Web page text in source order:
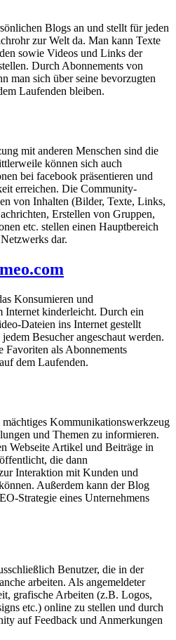
Blogs an und stellt für jeden
zur Welt da. Man kann Texte
sowie Videos und Links der
Durch Abonnements von
man sich über seine bevorzugten
Laufenden bleiben.
mit anderen Menschen sind die
können sich auch
bei facebook präsentieren und
erreichen. Die Community-
von Inhalten (Bilder, Texte, Links,
Erstellen von Gruppen,
etc. stellen einen Hauptbereich
dar.
Konsumieren und
kinderleicht. Durch ein
Dateien ins Internet gestellt
Besucher angeschaut werden.
Favoriten als Abonnements
dem Laufenden.
Kommunikationswerkzeug
und Themen zu informieren.
Webseite Artikel und Beiträge in
die dann
Interaktion mit Kunden und
Außerdem kann der Blog
Strategie eines Unternehmens
Benutzer, die in der
arbeiten. Als angemeldeter
grafische Arbeiten (z.B. Logos,
etc.) online zu stellen und durch
auf Feedback und Anmerkungen